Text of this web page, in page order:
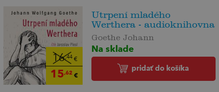
16,44€
15,62€
Utrpení mladého
Werthera - audioknihovna
Goethe Johann
Na sklade
pridať do košíka